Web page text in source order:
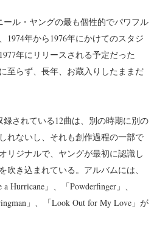
ール・ヤングの最も個性的でパワフル
1974年から1976年にかけてのスタジ
年にリリースされる予定だった
至らず、長年、お蔵入りしたままだ
録されている12曲は、別の時期に別の
れないし、それも創作過程の一部で
リジナルで、ヤングが最初に認識し
吹き込まれている。アルバムには、
a Hurricane」、「Powderfinger」、
」、「Look Out for My Love」が